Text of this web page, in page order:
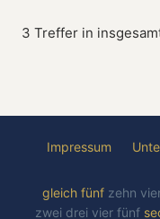
3 Treffer in
Impressum
gleich fünf zehn
zwei drei vier fünf